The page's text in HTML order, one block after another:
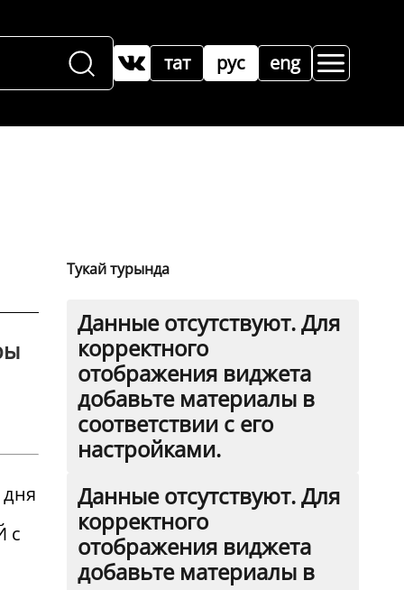
рус
тат eng
с
Тукай турында
Данные отсутствуют. Для
корректного
отображения виджета
добавьте материалы в
соответствии с его
настройками.
Данные отсутствуют. Для
корректного
отображения виджета
добавьте материалы в